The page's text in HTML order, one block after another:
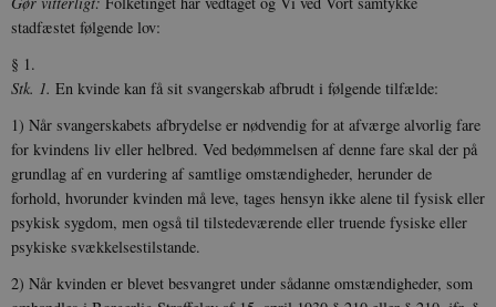
stadfæstet følgende lov:
§ 1.
Stk. 1. En kvinde kan få sit svangerskab afbrudt i følgende tilfælde:
1) Når svangerskabets afbrydelse er nødvendig for at afværge alvorlig fare
for kvindens liv eller helbred. Ved bedømmelsen af denne fare skal der på
grundlag af en vurdering af samtlige omstændigheder, herunder de
forhold, hvorunder kvinden må leve, tages hensyn ikke alene til fysisk eller
psykisk sygdom, men også til tilstedeværende eller truende fysiske eller
psykiske svækkelsestilstande.
2) Når kvinden er blevet besvangret under sådanne omstændigheder, som